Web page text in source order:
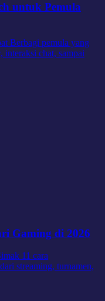
untuk Pemula
Berbagi pemula yang
chat, sampai
Gaming di 2026
11 cara
streaming, turnamen,